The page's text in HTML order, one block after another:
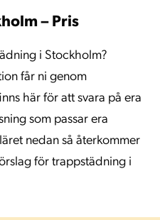
– Pris
i Stockholm?
får ni genom
här för att svara på era
som passar era
nedan så återkommer
för trappstädning i